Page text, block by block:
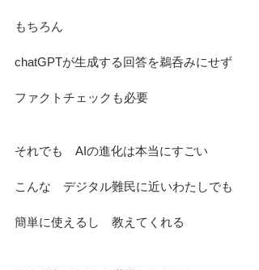
もちろん
chatGPTが生成する回答を鵜呑みにせず
ファクトチェックも必要
それでも　AIの進化は本当にすごい
こんな　デジタル難民に近いわたしでも
簡単に使えるし　教えてくれる